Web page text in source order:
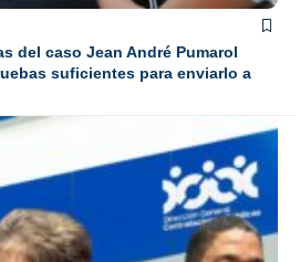
del caso Jean André Pumarol
suficientes para enviarlo a